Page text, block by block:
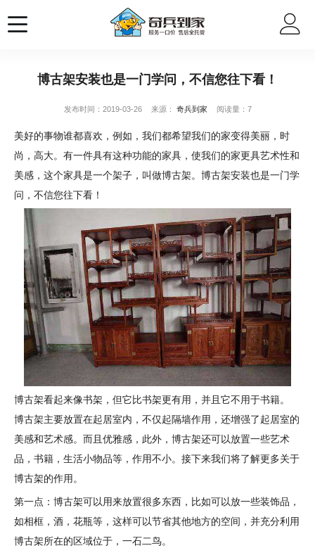
博古架安装也是一门学问，不信您往下看！
发布时间：2019-03-26 来源： 奇兵到家 阅读量：7
美好的事物谁都喜欢，例如，我们都希望我们的家变得美丽，时
尚，高大。有一件具有这种功能的家具，使我们的家更具艺术性和
美感，这个家具是一个架子，叫做博古架。博古架安装也是一门学
问，不信您往下看！
博古架看起来像书架，但它比书架更有用，并且它不用于书籍。
博古架主要放置在起居室内，不仅起隔墙作用，还增强了起居室的
美感和艺术感。而且优雅感，此外，博古架还可以放置一些艺术
品，书籍，生活小物品等，作用不小。接下来我们将了解更多关于
博古架的作用。
第一点：博古架可以用来放置很多东西，比如可以放一些装饰品，
如相框，酒，花瓶等，这样可以节省其他地方的空间，并充分利用
博古架所在的区域位于，一石二鸟。